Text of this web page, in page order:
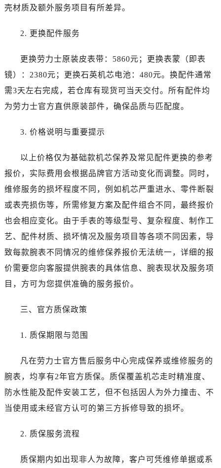
云南省文山壮族苗族自治州文山市东风路劳力士售后服务中心（需提前预约）
云南省西双版纳傣族自治州景洪市宣慰大道劳力士售后服务中心（需提前预约）
云南省玉溪市红塔区南北大街劳力士售后服务中心（需提前预约）
黑龙江省哈尔滨市道里区友谊西路600号富力中心T2座写字楼29层03室室劳力士售后服务中心（需提前预约）
辽宁省大连市中山区人民路15号国际金融大厦7层G室劳力士售后服务中心（需提前预约）
江苏省无锡市梁溪区人民中路139号恒隆广场写字楼1座11层1104室劳力士售后服务中心（需提前预约）
江苏省南通市崇川区工农路57号圆融广场写字楼16层1603室劳力士售后服务中心（需提前预约）
江苏省苏州市苏州工业园区 星港街199号苏州中心办公楼C座22层08室劳力士售后服务中心（需提前预约）
湖北省武汉市江汉区解放大道686号世界贸易大厦38层09室劳力士售后服务中心（需提前预约）
广西省南宁市青秀区金湖路59号地王大厦12楼1224室劳力士售后服务中心（需提前预约）
云南省昆明市盘龙区北京路928号同德昆明广场写字楼10层06室劳力士售后服务中心（需提前预约）
河北省石家庄市长安区中山东路39号勒泰中心写字楼B座13层07室劳力士售后服务中心（需提前预约）
陕西省西安市碑林区南关正街88号华侨城长安国际中心E座6楼10室劳力士售后服务中心（需提前预约）
兰州市七里河区西津西路16号兰州中心写字楼21层2102室劳力士售后服务中心（需提前预约）
壳材质及额外服务项目有所差异。
2. 更换配件服务
更换劳力士原装皮表带：5860元；更换表蒙（即表
镜）：2380元；更换石英机芯电池：480元。换配件通常
需3天左右完成，若仓库有现货可当天交付。所有配件均
为劳力士官方直供原装部件，确保品质与匹配度。
3. 价格说明与重要提示
以上价格仅为基础款机芯保养及常见配件更换的参考
报价，实际费用会根据品牌官方活动变化而调整。同时，
维修服务的损坏程度不同，例如机芯严重进水、零件断裂
或表壳损伤等，所需修复方案及配件组合不同，最终报价
也会相应变化。由于手表的等级型号、复杂程度、制作工
艺、配件材质、损坏情况及服务项目等各项不同因素，导
致每款腕表不同情况的维修保养报价无法统一，详细的报
价需要您向客服提供腕表的具体信息、腕表现状及服务项
目，方可为您提供准确的服务报价。
三、官方质保政策
1. 质保期限与范围
凡在劳力士官方售后服务中心完成保养或维修服务的
腕表，均享有2年官方质保。质保覆盖机芯走时精准度、
防水性能及配件安装工艺，但不包括因人为外力撞击、不
当使用或未经官方认可的第三方拆修导致的损坏。
2. 质保服务流程
质保期内如出现非人为故障，客户可凭维修单据或系